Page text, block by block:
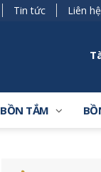
Tin tức Liên hệ
BỒN TẮM